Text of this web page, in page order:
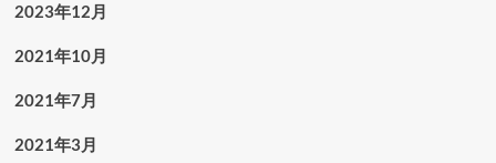
2023年12月
2021年10月
2021年7月
2021年3月